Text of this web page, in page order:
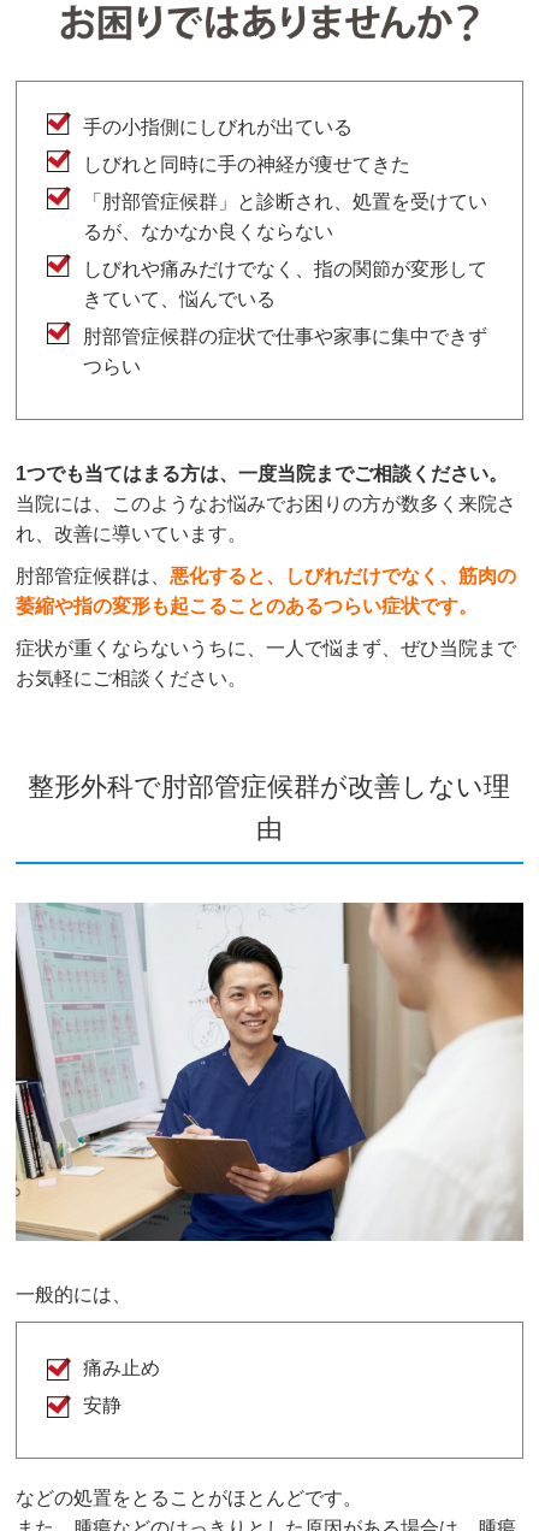
手の小指側にしびれが出ている
しびれと同時に手の神経が痩せてきた
「肘部管症候群」と診断され、処置を受けてい
るが、なかなか良くならない
しびれや痛みだけでなく、指の関節が変形して
きていて、悩んでいる
肘部管症候群の症状で仕事や家事に集中できず
つらい
1つでも当てはまる方は、一度当院までご相談ください。
当院には、このようなお悩みでお困りの方が数多く来院さ
れ、改善に導いています。
肘部管症候群は、悪化すると、しびれだけでなく、筋肉の
萎縮や指の変形も起こることのあるつらい症状です。
症状が重くならないうちに、一人で悩まず、ぜひ当院まで
お気軽にご相談ください。
整形外科で肘部管症候群が改善しない理
由
一般的には、
痛み止め
安静
などの処置をとることがほとんどです。